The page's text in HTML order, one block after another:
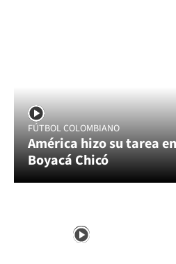
FÚTBOL COLOMBIANO
América hizo su tarea
Boyacá Chicó